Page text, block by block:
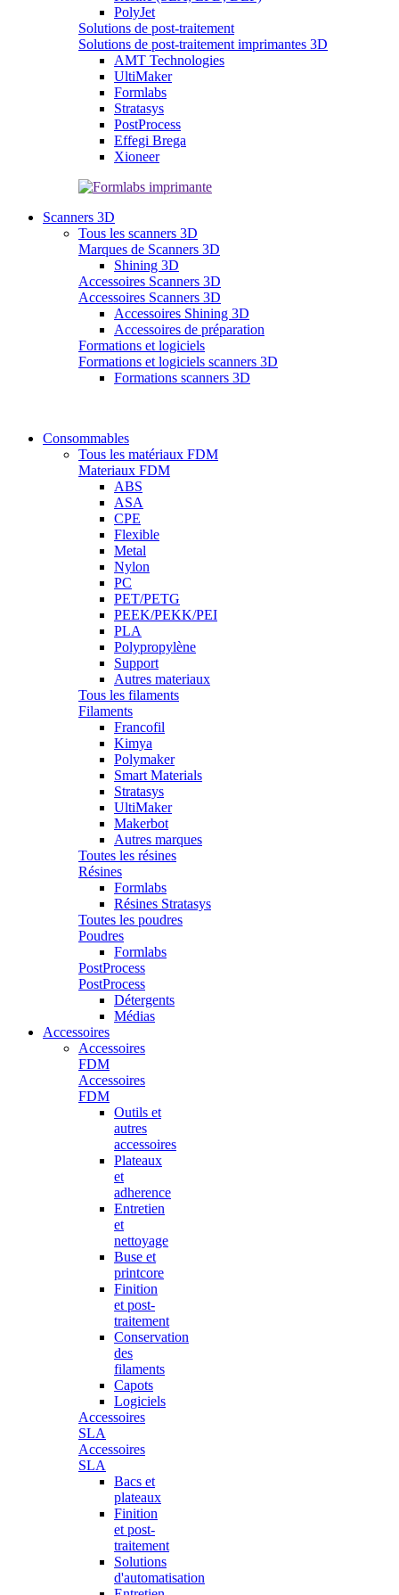
PolyJet
Solutions de post-traitement
Solutions de post-traitement imprimantes 3D
AMT Technologies
UltiMaker
Formlabs
Stratasys
PostProcess
Effegi Brega
Xioneer
Scanners 3D
Tous les scanners 3D
Marques de Scanners 3D
Shining 3D
Accessoires Scanners 3D
Accessoires Scanners 3D
Accessoires Shining 3D
Accessoires de préparation
Formations et logiciels
Formations et logiciels scanners 3D
Formations scanners 3D
Consommables
Tous les matériaux FDM
Materiaux FDM
ABS
ASA
CPE
Flexible
Metal
Nylon
PC
PET/PETG
PEEK/PEKK/PEI
PLA
Polypropylène
Support
Autres materiaux
Tous les filaments
Filaments
Francofil
Kimya
Polymaker
Smart Materials
Stratasys
UltiMaker
Makerbot
Autres marques
Toutes les résines
Résines
Formlabs
Résines Stratasys
Toutes les poudres
Poudres
Formlabs
PostProcess
PostProcess
Détergents
Médias
Accessoires
Accessoires
FDM
Accessoires
FDM
Outils et
autres
accessoires
Plateaux
et
adherence
Entretien
et
nettoyage
Buse et
printcore
Finition
et post-
traitement
Conservation
des
filaments
Capots
Logiciels
Accessoires
SLA
Accessoires
SLA
Bacs et
plateaux
Finition
et post-
traitement
Solutions
d'automatisation